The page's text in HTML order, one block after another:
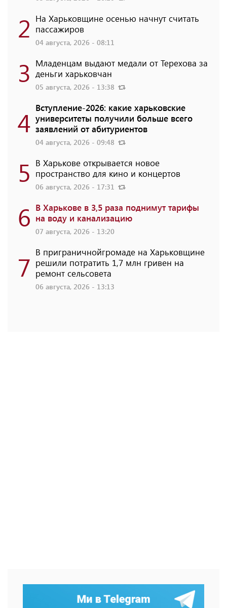
2 На Харьковщине осенью начнут считать
пассажиров
04 августа, 2026 - 08:11
3 Младенцам выдают медали от Терехова за
деньги харьковчан
05 августа, 2026 - 13:38
4 Вступление-2026: какие харьковские
университеты получили больше всего
заявлений от абитуриентов
04 августа, 2026 - 09:48
5 В Харькове открывается новое
пространство для кино и концертов
06 августа, 2026 - 17:31
6 В Харькове в 3,5 раза поднимут тарифы
на воду и канализацию
07 августа, 2026 - 13:20
7 В приграничнойгромаде на Харьковщине
решили потратить 1,7 млн ​​гривен на
ремонт сельсовета
06 августа, 2026 - 13:13